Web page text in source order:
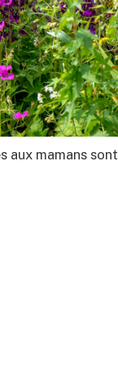
aux mamans sont